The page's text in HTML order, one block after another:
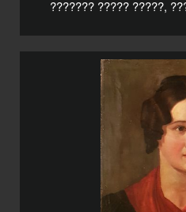
??????? ????? ?????,